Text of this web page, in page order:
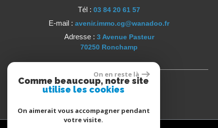
Tél : 03 84 20 61 57
E-mail : avenir.immo.cg@wanadoo.fr
Adresse : 3 Avenue Pasteur
70250 Ronchamp
Se connecter
Espace propriétaires
On en reste là
Comme beaucoup, notre site
utilise les cookies
On aimerait vous accompagner pendant
votre visite.